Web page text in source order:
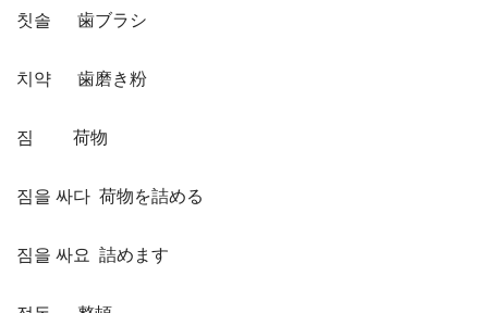
칫솔 歯ブラシ
치약 歯磨き粉
짐 荷物
짐을 싸다 荷物を詰める
짐을 싸요 詰めます